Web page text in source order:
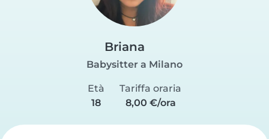
Briana
Babysitter a Milano
Età
18
Tariffa oraria
8,00 €/ora